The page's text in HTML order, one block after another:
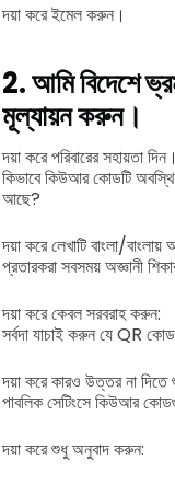
দয়া করে ইমেল করুন।
2. আমি বিদেশে
মূল্যায়ন করুন।
দয়া করে পরিবারের সহায়তা দিন।
কিভাবে কিউআর কোডটি
আছে?
দয়া করে লেখাটি বাংলা/
প্রতারকরা সবসময় অজ্ঞানী
দয়া করে কেবল সরবরাহ করুন:
সর্বদা যাচাই করুন যে QR
দয়া করে কারও উত্তর না
পাবলিক সেটিংসে কিউআর
দয়া করে শুধু অনুবাদ করুন: